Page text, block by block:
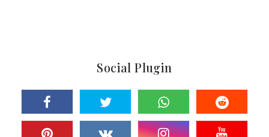
Social Plugin